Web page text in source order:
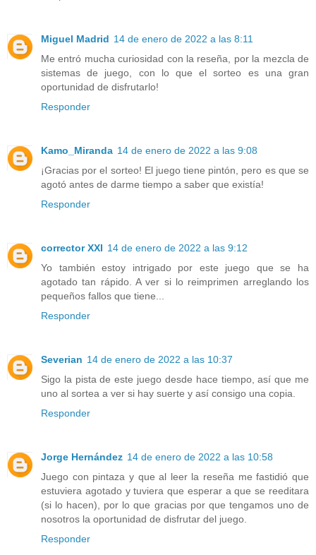
Miguel Madrid 14 de enero de 2022 a las 8:11
Me entró mucha curiosidad con la reseña, por la mezcla de
sistemas de juego, con lo que el sorteo es una gran
oportunidad de disfrutarlo!
Responder
Kamo_Miranda 14 de enero de 2022 a las 9:08
¡Gracias por el sorteo! El juego tiene pintón, pero es que se
agotó antes de darme tiempo a saber que existía!
Responder
corrector XXI 14 de enero de 2022 a las 9:12
Yo también estoy intrigado por este juego que se ha
agotado tan rápido. A ver si lo reimprimen arreglando los
pequeños fallos que tiene...
Responder
Severian 14 de enero de 2022 a las 10:37
Sigo la pista de este juego desde hace tiempo, así que me
uno al sortea a ver si hay suerte y así consigo una copia.
Responder
Jorge Hernández 14 de enero de 2022 a las 10:58
Juego con pintaza y que al leer la reseña me fastidió que
estuviera agotado y tuviera que esperar a que se reeditara
(si lo hacen), por lo que gracias por que tengamos uno de
nosotros la oportunidad de disfrutar del juego.
Responder